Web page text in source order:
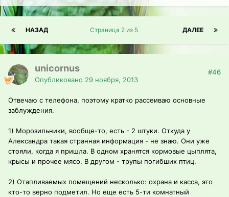
НАЗАД ДАЛЕЕ
Страница 2 из 5
unicornus
Опубликовано 29 ноября, 2013
#46
Отвечаю с телефона, поэтому кратко рассеиваю основные
заблуждения.
1) Морозильники, вообще-то, есть - 2 штуки. Откуда у
Александра такая странная информация - не знаю. Они уже
стояли, когда я пришла. В одном хранятся кормовые цыплята,
крысы и прочее мясо. В другом - трупы погибших птиц.
2) Отапливаемых помещений несколько: охрана и касса, это
кто-то верно подметил. Но еще есть 5-ти комнатный